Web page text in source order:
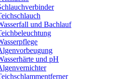
und Bachlauf
und pH